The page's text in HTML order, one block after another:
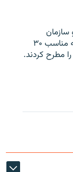
سازمان
بین‌المللی مهاجرت در یک اعلامیه مشترک به مناسب ۳۰
مطرح کردند.